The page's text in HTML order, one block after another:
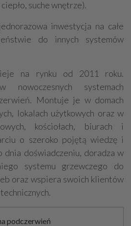
suche wnętrze).
inwestycja na całe
do innych systemów
na rynku od 2011 roku.
nowoczesnych systemach
Montuje je w domach
lokalach użytkowych oraz w
kościołach, biurach i
o szeroko pojętą wiedzę i
dnia doświadczeniu, doradza w
systemu grzewczego do
oraz wspiera swoich klientów
podczerwień